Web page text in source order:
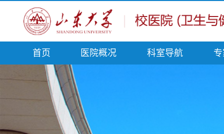
首页 医院概况 科室导航